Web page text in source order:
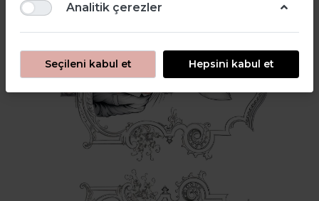
Analitik çerezler
Seçileni kabul et Hepsini kabul et